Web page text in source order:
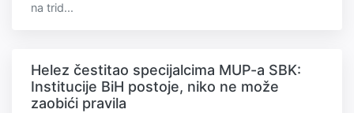
na trid...
Helez čestitao specijalcima MUP-a SBK:
Institucije BiH postoje, niko ne može
zaobići pravila